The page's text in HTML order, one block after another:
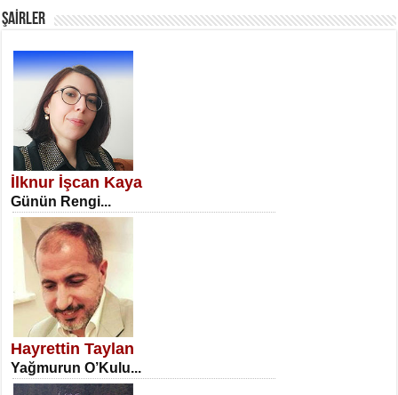
SATILMIŞ ÜMİT ÇETİNKAYA
Erkenlik...
NECLA DİLEK ARSLAN
Öğretmenler Günü Mahkemesi...
ŞAİRLER
İlknur İşcan Kaya
Günün Rengi...
Hayrettin Taylan
Yağmurun O’Kulu...